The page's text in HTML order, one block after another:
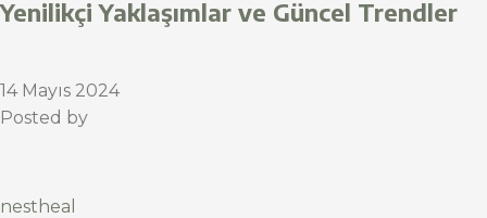
Yenilikçi Yaklaşımlar ve Güncel Trendler
14 Mayıs 2024
Posted by
nestheal